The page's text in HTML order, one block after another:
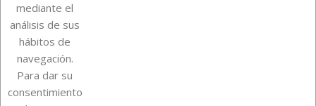
Su cuenta
Información de la tienda
mediante el
análisis de sus
hábitos de
navegación.
Para dar su
consentimiento